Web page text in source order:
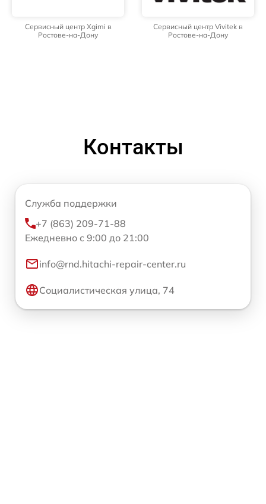
Сервисный центр Xgimi в
Ростове-на-Дону
Сервисный центр Vivitek в
Ростове-на-Дону
Контакты
Служба поддержки
+7 (863) 209-71-88
Ежедневно с 9:00 до 21:00
info@rnd.hitachi-repair-center.ru
Социалистическая улица, 74